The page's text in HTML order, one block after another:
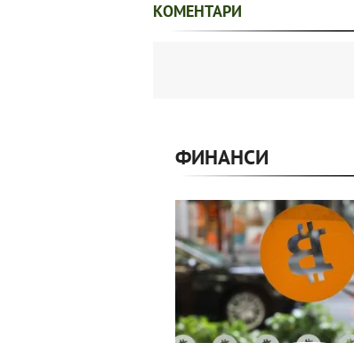
КОМЕНТАРИ
ФИНАНСИ